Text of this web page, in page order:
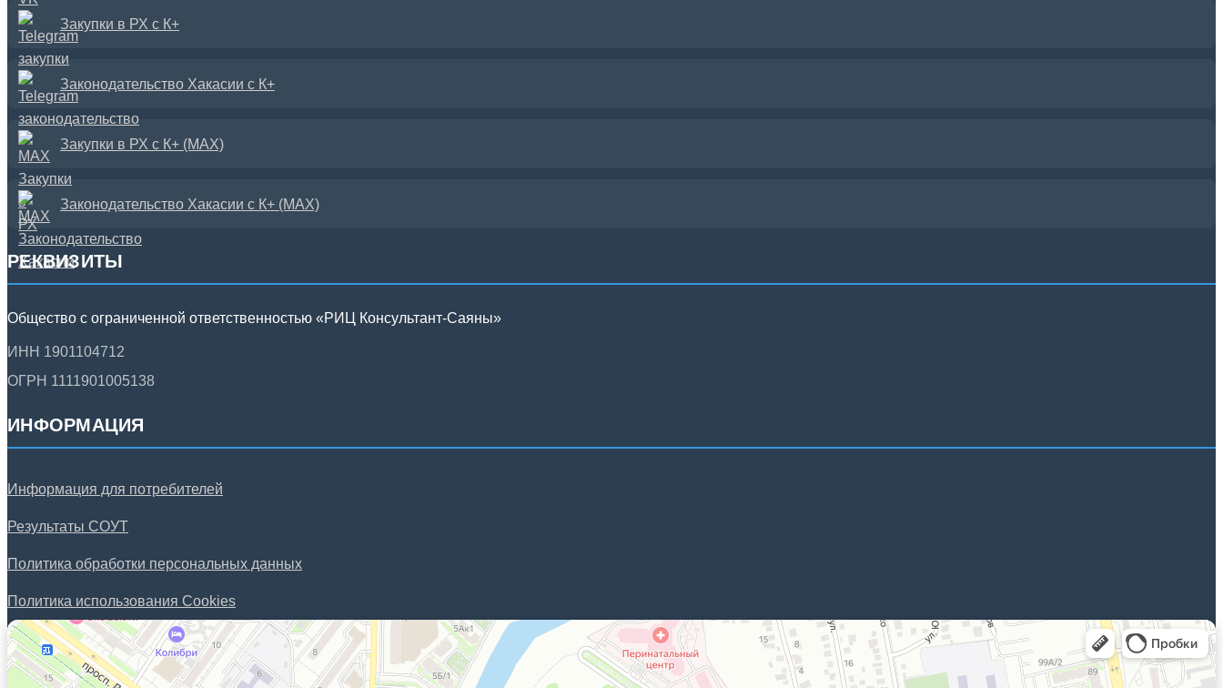
Закупки в РХ с К+
Законодательство Хакасии с К+
Закупки в РХ с К+ (MAX)
Законодательство Хакасии с К+ (MAX)
РЕКВИЗИТЫ
Общество с ограниченной ответственностью «РИЦ Консультант-Саяны»
ИНН 1901104712
ОГРН 1111901005138
ИНФОРМАЦИЯ
Информация для потребителей
Результаты СОУТ
Политика обработки персональных данных
Политика использования Cookies